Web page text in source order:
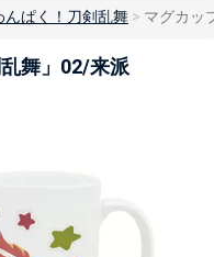
んぱく！刀剣乱舞 マグカッ
舞」02/来派